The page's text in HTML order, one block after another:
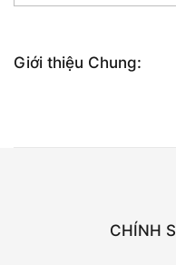
Giới thiệu Chung:
CHÍNH